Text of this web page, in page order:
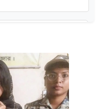
১৮ প্রো ম্যাক্সের
(৪ আগস্ট)